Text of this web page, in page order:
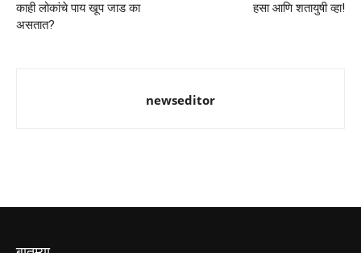
काही लोकांचे पाय खूप जाड का
असतात?
हसा आणि शतायुषी व्हा!
newseditor